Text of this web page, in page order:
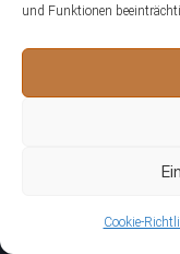
und Funktionen
Cookie-
Unsere
verlinken u.a.